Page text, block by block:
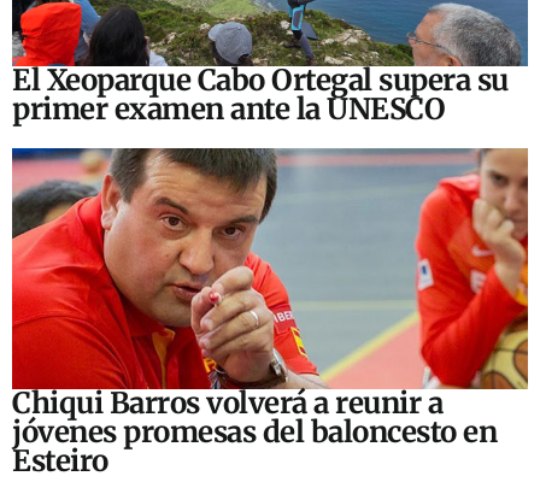
El Xeoparque Cabo Ortegal supera su
primer examen ante la UNESCO
Chiqui Barros volverá a reunir a
jóvenes promesas del baloncesto en
Esteiro